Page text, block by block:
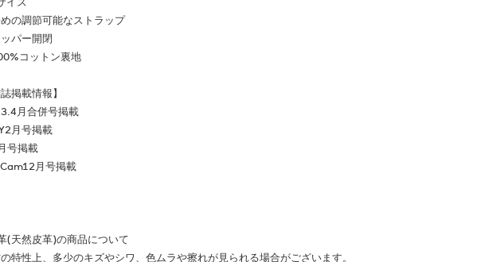
めの調節可能なストラップ
ッパー開閉
コットン裏地
誌掲載情報】
月合併号掲載
月号掲載
号掲載
月号掲載
(天然皮革)の商品について
特性上、多少のキズやシワ、色ムラや擦れが見られる場合がございます。